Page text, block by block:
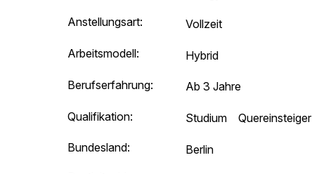
Anstellungsart: Vollzeit
Arbeitsmodell: Hybrid
Berufserfahrung: Ab 3 Jahre
Qualifikation: Studium Quereinsteiger
Bundesland: Berlin